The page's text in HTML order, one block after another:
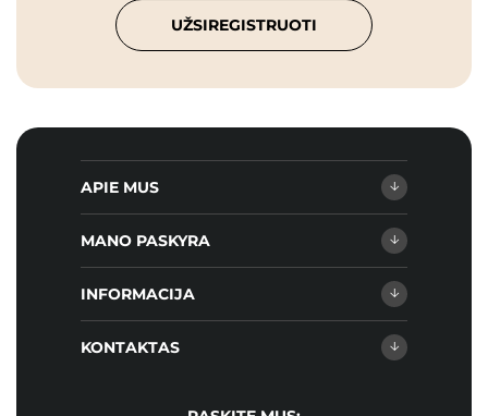
UŽSIREGISTRUOTI
APIE MUS
MANO PASKYRA
INFORMACIJA
KONTAKTAS